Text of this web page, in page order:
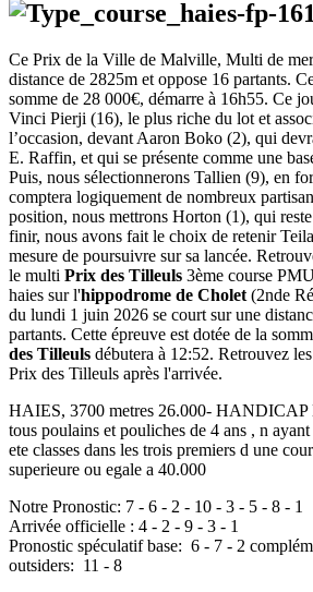
Ce Prix de la Ville de Malville, Multi de
distance de 2825m et oppose 16 partants.
somme de 28 000€, démarre à 16h55. Ce
Vinci Pierji (16), le plus riche du lot et
l’occasion, devant Aaron Boko (2), qui
E. Raffin, et qui se présente comme une
Puis, nous sélectionnerons Tallien (9), en
comptera logiquement de nombreux
position, nous mettrons Horton (1), qui
finir, nous avons fait le choix de retenir
mesure de poursuivre sur sa lancée.
le multi Prix des Tilleuls 3ème course
haies sur l'hippodrome de Cholet (2nde
du lundi 1 juin 2026 se court sur une
partants. Cette épreuve est dotée de la
des Tilleuls débutera à 12:52. Retrouvez
Prix des Tilleuls après l'arrivée.
HAIES, 3700 metres 26.000-
tous poulains et pouliches de 4 ans , n ayant
ete classes dans les trois premiers d une
superieure ou egale a 40.000
Notre Pronostic: 7 - 6 - 2 - 10 - 3 - 5 - 8 - 1
Arrivée officielle : 4 - 2 - 9 - 3 - 1
Pronostic spéculatif base: 6 - 7 - 2
outsiders: 11 - 8